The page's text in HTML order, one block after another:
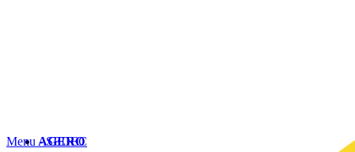
AGERO
Menu - SEDEC